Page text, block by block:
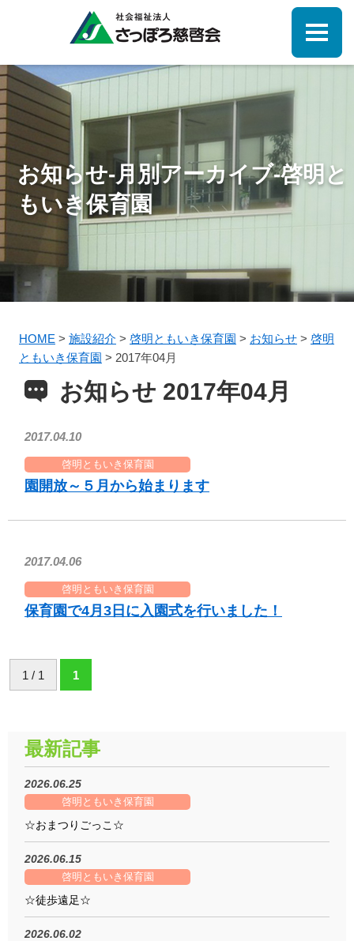
お知らせ-月別アーカイブ-啓明と
もいき保育園
HOME > 施設紹介 > 啓明ともいき保育園 > お知らせ > 啓明
ともいき保育園 > 2017年04月
お知らせ 2017年04月
2017.04.10
啓明ともいき保育園
園開放～５月から始まります
2017.04.06
啓明ともいき保育園
保育園で4月3日に入園式を行いました！
1 / 1 1
最新記事
2026.06.25
啓明ともいき保育園
☆おまつりごっこ☆
2026.06.15
啓明ともいき保育園
☆徒歩遠足☆
2026.06.02